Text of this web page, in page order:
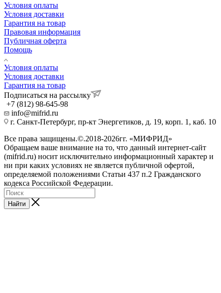
Условия оплаты
Условия доставки
Гарантия на товар
Правовая информация
Публичная оферта
Помощь
Условия оплаты
Условия доставки
Гарантия на товар
Подписаться на рассылку
+7 (812) 98-645-98
info@mifrid.ru
г. Санкт-Петербург, пр-кт Энергетиков, д. 19, корп. 1, каб. 10
Все права защищены.©.2018-2026гг. «МИФРИД»
Обращаем ваше внимание на то, что данный интернет-сайт
(mifrid.ru) носит исключительно информационный характер и
ни при каких условиях не является публичной офертой,
определяемой положениями Статьи 437 п.2 Гражданского
кодекса Российской Федерации.
Найти